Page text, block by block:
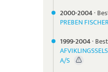
2000-2004·
PREBEN
1999-2004·
A/S